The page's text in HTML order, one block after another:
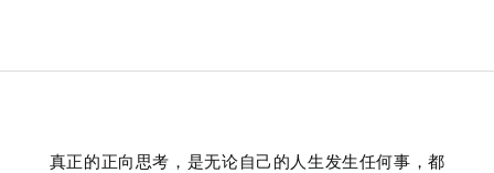
真正的正向思考，是无论自己的人生发生任何事，都